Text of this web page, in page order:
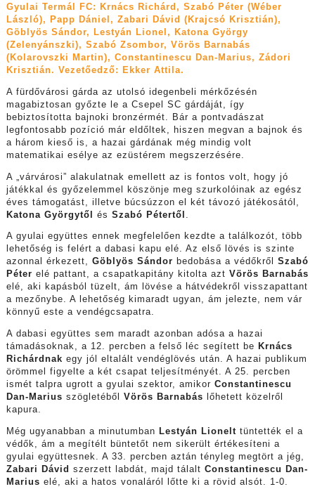
Gyulai Termál FC: Krnács Richárd, Szabó Péter (Wéber
László), Papp Dániel, Zabari Dávid (Krajcsó Krisztián),
Göblyös Sándor, Lestyán Lionel, Katona György
(Zelenyánszki), Szabó Zsombor, Vörös Barnabás
(Kolarovszki Martin), Constantinescu Dan-Marius, Zádori
Krisztián. Vezetőedző: Ekker Attila.
A fürdővárosi gárda az utolsó idegenbeli mérkőzésén
magabiztosan győzte le a Csepel SC gárdáját, így
bebiztosította bajnoki bronzérmét. Bár a pontvadászat
legfontosabb pozíció már eldőltek, hiszen megvan a bajnok és
a három kieső is, a hazai gárdának még mindig volt
matematikai esélye az ezüstérem megszerzésére.
A „várvárosi” alakulatnak emellett az is fontos volt, hogy jó
játékkal és győzelemmel köszönje meg szurkolóinak az egész
éves támogatást, illetve búcsúzzon el két távozó játékosától,
Katona Györgytől
és Szabó Pétertől
A gyulai együttes ennek megfelelően kezdte a találkozót, több
lehetőség is felért a dabasi kapu elé. Az első lövés is szinte
azonnal érkezett, Göblyös Sándor bedobása a védőkről Szabó
Péter elé pattant, a csapatkapitány kitolta azt Vörös Barnabás
elé, aki kapásból tüzelt, ám lövése a hátvédekről visszapattant
a mezőnybe. A lehetőség kimaradt ugyan, ám jelezte, nem vár
könnyű este a vendégcsapatra.
A dabasi együttes sem maradt azonban adósa a hazai
támadásoknak, a 12. percben a felső léc segített be Krnács
Richárdnak egy jól eltalált vendéglövés után. A hazai publikum
örömmel figyelte a két csapat teljesítményét. A 25. percben
ismét talpra ugrott a gyulai szektor, amikor Constantinescu
Dan-Marius szögletéből Vörös Barnabás lőhetett közelről
kapura.
Még ugyanabban a minutumban Lestyán Lionelt tüntették el a
védők, ám a megítélt büntetőt nem sikerült értékesíteni a
gyulai együttesnek. A 33. percben aztán tényleg megtört a jég,
Zabari Dávid szerzett labdát, majd tálalt Constantinescu Dan-
Marius elé, aki a hatos vonaláról lőtte ki a rövid alsót. 1-0.